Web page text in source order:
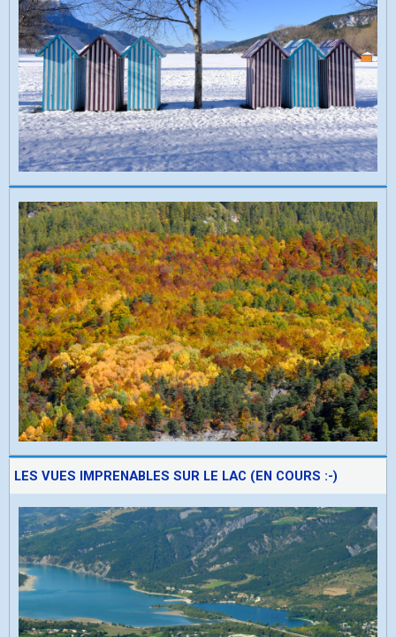
LES VUES IMPRENABLES SUR LE LAC (EN COURS :-)